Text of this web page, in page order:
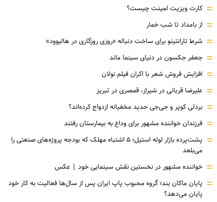
= کارت ویزیت لمینت چیست؟
= از بامداد تا شب خمار
= شرط تارانتینو برای ساخت دنباله «روزی روزگاری در هالیوود»
= جعفر جکسون در دنیای سینما ماند
= افزایش فروش شعر با اکران فیلم نولان
= علیرضا قربانی در شیراز، قمصری در تبریز
= بردلی کوپر و جی‌جی حدید مخفیانه ازدواج کرده‌اند؟
= فرزندان خواننده مشهور برای وداع به بیمارستان رفتند
=
پشت‌پرده بازار لوله استیل؛ ۵ اشتباه مهلک که بودجه پروژه‌های صنعتی را
می‌بلعد
= خواننده مشهور در نخستین نقش سینمایی خود |‌ عکس
= پایان ماکان بند؛ گروه محبوب پاپ ایران پس از سال‌ها فعالیت به کار خود
پایان می‌دهد؟